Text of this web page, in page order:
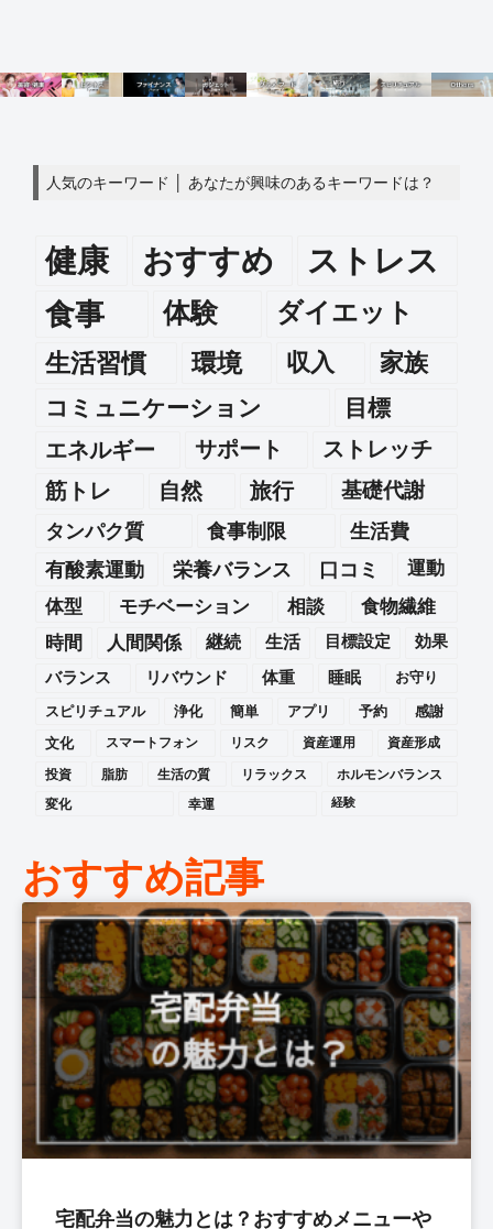
人気のキーワード │ あなたが興味のあるキーワードは？
健康 おすすめ ストレス
食事 体験
ダイエット
生活習慣
環境 収入 家族
コミュニケーション
目標
エネルギー
サポート
ストレッチ
筋トレ
自然 旅行 基礎代謝
タンパク質 食事制限
生活費
有酸素運動
栄養バランス 口コミ
運動
体型
モチベーション 相談
食物繊維
時間
人間関係 継続 生活 目標設定
効果
バランス
リバウンド 体重 睡眠
お守り
スピリチュアル
浄化 簡単 アプリ 予約
感謝
文化
スマートフォン リスク 資産運用
資産形成
投資
脂肪 生活の質 リラックス
ホルモンバランス
変化
幸運 経験
おすすめ記事
宅配弁当の魅力とは？おすすめメニューや